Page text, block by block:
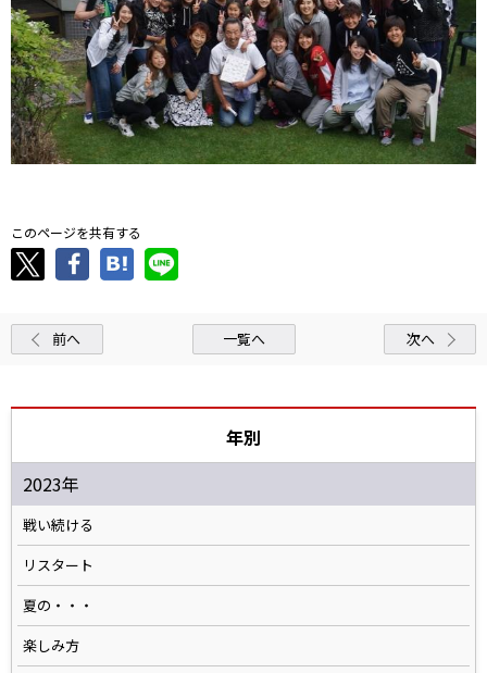
このページを共有する
前へ 一覧へ 次へ
年別
2023年
戦い続ける
リスタート
夏の・・・
楽しみ方